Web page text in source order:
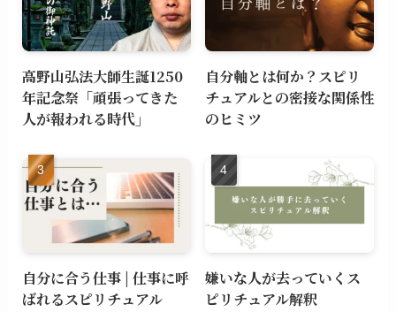
高野山弘法大師生誕1250
年記念祭「頑張ってきた
人が報われる時代」
自分軸とは何か？スピリ
チュアルとの密接な関係性
のヒミツ
自分に合う仕事 | 仕事に呼
ばれるスピリチュアル
嫌いな人が去っていくス
ピリチュアル解釈